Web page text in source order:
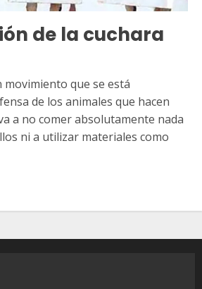
de la cuchara
movimiento que se está
de los animales que hacen
a no comer absolutamente nada
ni a utilizar materiales como